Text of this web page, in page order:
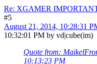
Re: XGAMER
#5
August 21, 2014, 10:28:31
10:32:01 PM by vd|cube(im)
Quote from:
10:13:23 PM